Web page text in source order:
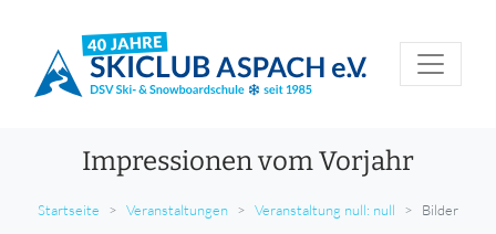
Impressionen vom Vorjahr
Startseite Veranstaltungen Veranstaltung null: null Bilder